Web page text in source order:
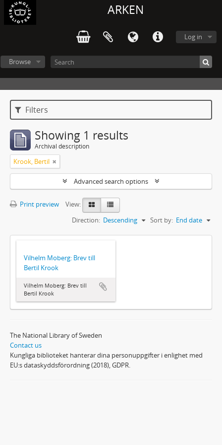
ARKEN
Log in
Browse
Filters
Showing 1 results
Archival description
Krook, Bertil
Advanced search options
Print preview
View:
Sort by: End date
Direction: Descending
Vilhelm Moberg: Brev till
Bertil Krook
Vilhelm Moberg: Brev till
Bertil Krook
The National Library of Sweden
Contact us
Kungliga biblioteket hanterar dina personuppgifter i enlighet med
EU:s dataskyddsförordning (2018), GDPR.